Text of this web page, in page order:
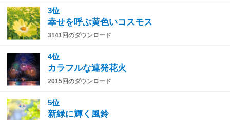
3位
幸せを呼ぶ黄色いコスモス
3141回のダウンロード
4位
カラフルな連発花火
2015回のダウンロード
5位
新緑に輝く風鈴